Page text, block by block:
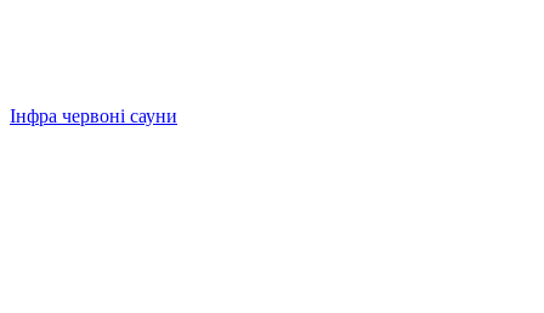
Інфра червоні сауни